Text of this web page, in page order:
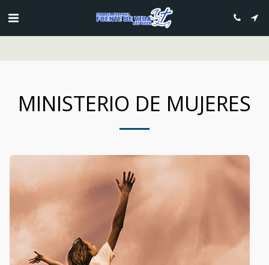
DONACIONES PRESIONE AQUI
MINISTERIO DE MUJERES